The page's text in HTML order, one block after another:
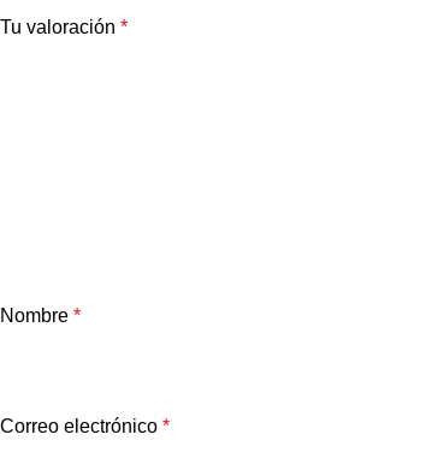
Tu valoración *
Nombre *
Correo electrónico *